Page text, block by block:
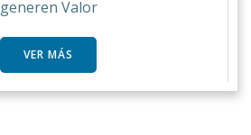
generen Valor
VER MÁS